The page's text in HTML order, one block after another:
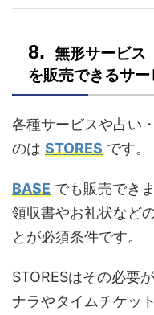
無形サービス
を販売できるサー
各種サービスや占い
のは STORES です。
BASE でも販売でき
領収書やお礼状など
とが必須条件です。
STORESはその必要
ナラやタイムチケッ